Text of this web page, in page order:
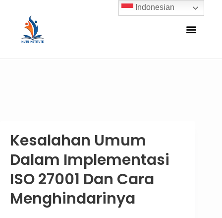
Kesalahan Umum
Dalam Implementasi
ISO 27001 Dan Cara
Menghindarinya
Indonesian